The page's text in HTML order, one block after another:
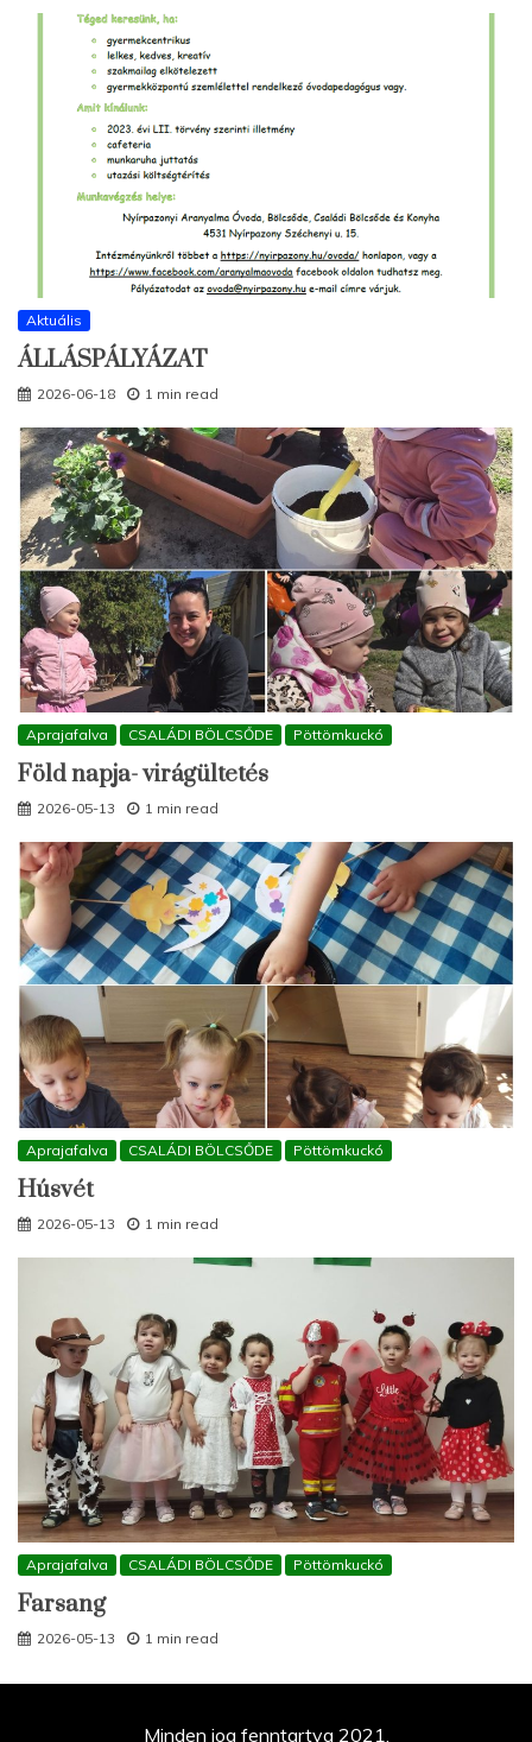
Aktuális
ÁLLÁSPÁLYÁZAT
2026-06-18 1 min read
Aprajafalva CSALÁDI BÖLCSŐDE Pöttömkuckó
Föld napja- virágültetés
2026-05-13 1 min read
Aprajafalva CSALÁDI BÖLCSŐDE Pöttömkuckó
Húsvét
2026-05-13 1 min read
Aprajafalva CSALÁDI BÖLCSŐDE Pöttömkuckó
Farsang
2026-05-13 1 min read
Minden jog fenntartva 2021.